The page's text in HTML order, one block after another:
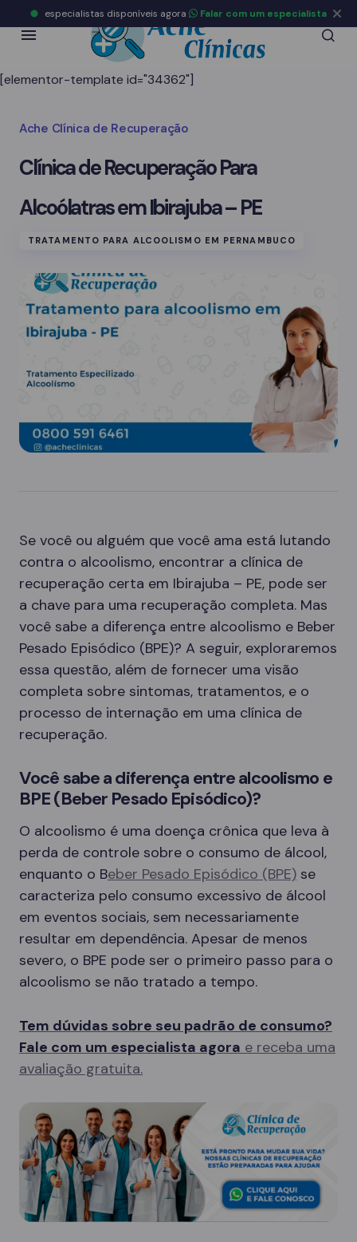
[elementor-template id="34362"]
Ache Clínica de Recuperação
Clínica de Recuperação Para
Alcoólatras em Ibirajuba – PE
TRATAMENTO PARA ALCOOLISMO EM PERNAMBUCO
Se você ou alguém que você ama está lutando
contra o alcoolismo, encontrar a clínica de
recuperação certa em Ibirajuba – PE, pode ser
a chave para uma recuperação completa. Mas
você sabe a diferença entre alcoolismo e Beber
Pesado Episódico (BPE)? A seguir, exploraremos
essa questão, além de fornecer uma visão
completa sobre sintomas, tratamentos, e o
processo de internação em uma clínica de
recuperação.
Você sabe a diferença entre alcoolismo e
BPE (Beber Pesado Episódico)?
O alcoolismo é uma doença crônica que leva à
perda de controle sobre o consumo de álcool,
enquanto o Beber Pesado Episódico (BPE) se
caracteriza pelo consumo excessivo de álcool
em eventos sociais, sem necessariamente
resultar em dependência. Apesar de menos
severo, o BPE pode ser o primeiro passo para o
alcoolismo se não tratado a tempo.
Tem dúvidas sobre seu padrão de consumo?
Fale com um especialista agora e receba uma
avaliação gratuita.
especialistas disponíveis agora Falar com um especialista